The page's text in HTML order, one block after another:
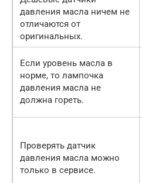
давления масла ничем не
отличаются от
оригинальных.
Если уровень масла в
норме, то лампочка
давления масла не
должна гореть.
Проверять датчик
давления масла можно
только в сервисе.